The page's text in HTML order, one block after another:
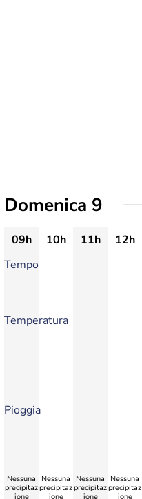
Domenica 9
09h 10h 11h 12h
Tempo
Temperatura
Pioggia
Nessuna
precipitaz
ione
Nessuna
precipitaz
ione
Nessuna
precipitaz
ione
Nessuna
precipitaz
ione